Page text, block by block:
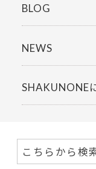
BLOG
NEWS
SHAKUNONE